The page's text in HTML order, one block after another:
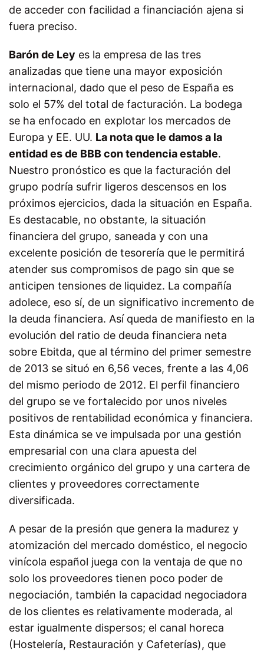
de acceder con facilidad a financiación ajena si
fuera preciso.
Barón de Ley es la empresa de las tres
analizadas que tiene una mayor exposición
internacional, dado que el peso de España es
solo el 57% del total de facturación. La bodega
se ha enfocado en explotar los mercados de
Europa y EE. UU. La nota que le damos a la
entidad es de BBB con tendencia estable.
Nuestro pronóstico es que la facturación del
grupo podría sufrir ligeros descensos en los
próximos ejercicios, dada la situación en España.
Es destacable, no obstante, la situación
financiera del grupo, saneada y con una
excelente posición de tesorería que le permitirá
atender sus compromisos de pago sin que se
anticipen tensiones de liquidez. La compañía
adolece, eso sí, de un significativo incremento de
la deuda financiera. Así queda de manifiesto en la
evolución del ratio de deuda financiera neta
sobre Ebitda, que al término del primer semestre
de 2013 se situó en 6,56 veces, frente a las 4,06
del mismo periodo de 2012. El perfil financiero
del grupo se ve fortalecido por unos niveles
positivos de rentabilidad económica y financiera.
Esta dinámica se ve impulsada por una gestión
empresarial con una clara apuesta del
crecimiento orgánico del grupo y una cartera de
clientes y proveedores correctamente
diversificada.
A pesar de la presión que genera la madurez y
atomización del mercado doméstico, el negocio
vinícola español juega con la ventaja de que no
solo los proveedores tienen poco poder de
negociación, también la capacidad negociadora
de los clientes es relativamente moderada, al
estar igualmente dispersos; el canal horeca
(Hostelería, Restauración y Cafeterías), que